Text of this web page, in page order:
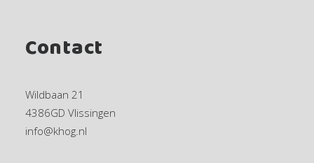
Contact
Wildbaan 21
4386GD Vlissingen
info@khog.nl